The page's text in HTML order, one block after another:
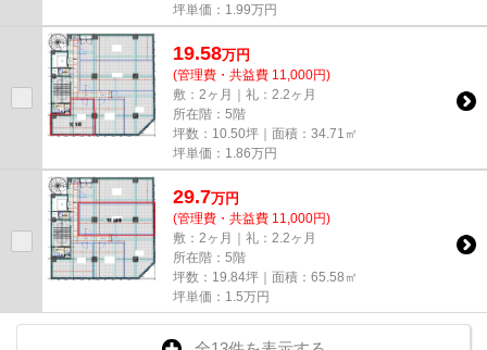
坪単価： 1.99万円
19.58万円
(管理費・共益費 11,000円)
敷：2ヶ月｜礼：2.2ヶ月
所在階：5階
坪数：10.50坪｜面積：34.71㎡
坪単価： 1.86万円
29.7万円
(管理費・共益費 11,000円)
敷：2ヶ月｜礼：2.2ヶ月
所在階：5階
坪数：19.84坪｜面積：65.58㎡
坪単価： 1.5万円